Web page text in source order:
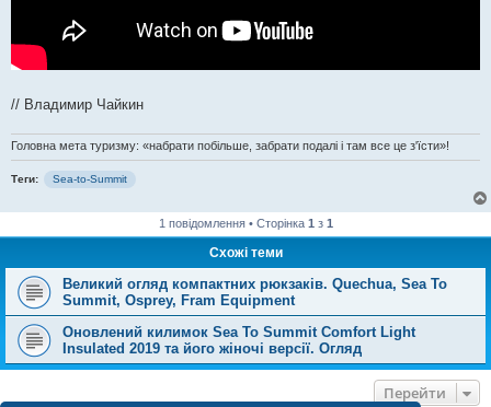
// Владимир Чайкин
Головна мета туризму: «набрати побільше, забрати подалі і там все це з'їсти»!
Теги: Sea-to-Summit
1 повідомлення • Сторінка 1 з 1
Схожі теми
Великий огляд компактних рюкзаків. Quechua, Sea To
Summit, Osprey, Fram Equipment
Оновлений килимок Sea To Summit Comfort Light
Insulated 2019 та його жіночі версії. Огляд
Перейти